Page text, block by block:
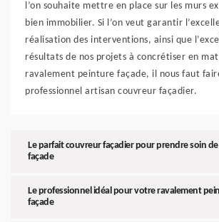
l’on souhaite mettre en place sur les murs
bien immobilier. Si l’on veut garantir
réalisation des interventions, ainsi que
résultats de nos projets à concrétiser en
ravalement peinture façade, il nous faut
professionnel artisan couvreur façadier.
Le parfait couvreur façadier pour prendre soin
façade
Le professionnel idéal pour votre ravalement
façade